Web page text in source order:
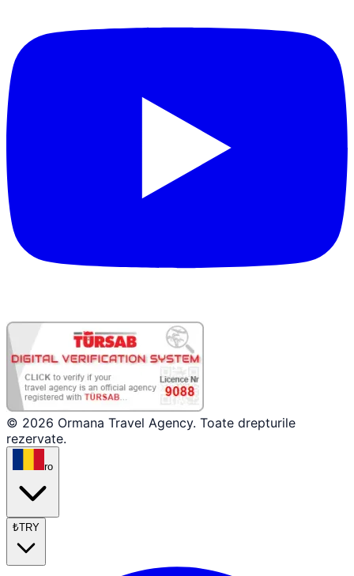
© 2026 Ormana Travel Agency. Toate drepturile
rezervate.
ro
₺TRY